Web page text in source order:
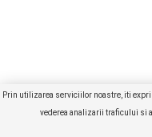
Prin utilizarea serviciilor noastre, iti
vederea analizarii traficului si